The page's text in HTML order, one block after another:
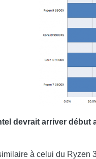
devrait arriver
à celui du